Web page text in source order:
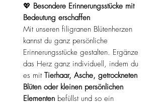
💖 Besondere Erinnerungsstücke mit
Bedeutung erschaffen
Mit unseren filigranen Blütenherzen
kannst du ganz persönliche
Erinnerungsstücke gestalten. Ergänze
das Herz ganz individuell, indem du
es mit Tierhaar, Asche, getrockneten
Blüten oder kleinen persönlichen
Elementen befüllst und so ein